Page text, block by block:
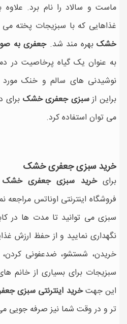
ماست و سالاد را نام برد. علاوه
غذاهایی که با سبزیجات پخته
خشک بهره مند شد. جعفری به
به عنوان یک گیاه پرخاصیت در
نوشیدنی های سالم و خنک مورد
براین ازسبزی جعفری خشک برای
می توان استفاده کرد.
خرید سبزی جعفری خشک
برایخرید سبزی جعفری خشک
فروشگاه اینترنتی اوناتس مراجعه
سبزی می توانید تا مدت ها در
نگهداری نمایید و از حفظ ارزش
خریدن، شستشو، ضدعفونی
سبزیجات برای بسیاری از خانم
این جهتخرید اینترنتی سبزی
تر و در وقت شما نیز صرفه جویی